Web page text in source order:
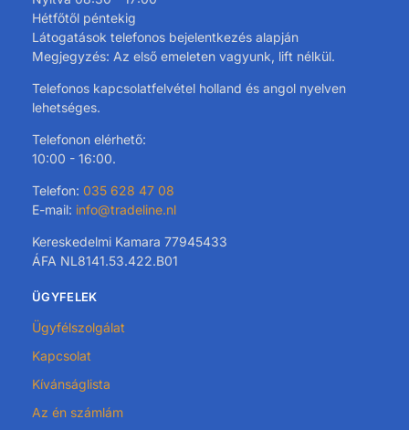
Hétfőtől péntekig
Látogatások telefonos bejelentkezés alapján
Megjegyzés: Az első emeleten vagyunk, lift nélkül.
Telefonos kapcsolatfelvétel holland és angol nyelven
lehetséges.
Telefonon elérhető:
10:00 - 16:00.
Telefon: 035 628 47 08
E-mail: info@tradeline.nl
Kereskedelmi Kamara 77945433
ÁFA NL8141.53.422.B01
ÜGYFELEK
Ügyfélszolgálat
Kapcsolat
Kívánságlista
Az én számlám